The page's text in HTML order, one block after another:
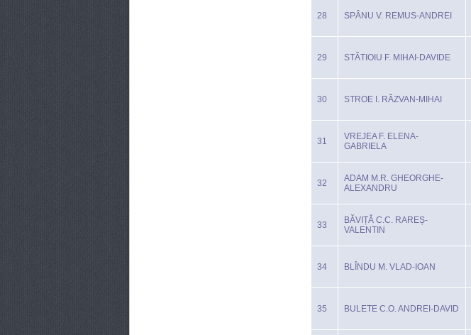
28 SPÂNU V. REMUS-ANDREI
29 STĂTIOIU F. MIHAI-DAVIDE
30 STROE I. RĂZVAN-MIHAI
31
VREJEA F. ELENA-
GABRIELA
32
ADAM M.R. GHEORGHE-
ALEXANDRU
33
BĂVIȚĂ C.C. RAREȘ-
VALENTIN
34 BLÎNDU M. VLAD-IOAN
35 BULETE C.O. ANDREI-DAVID